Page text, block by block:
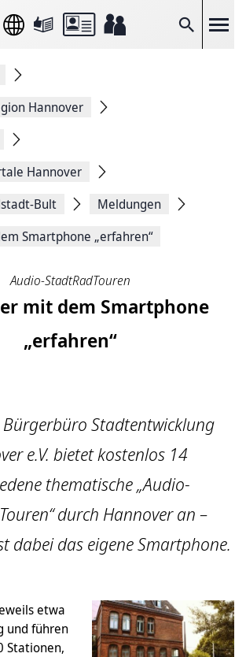
Suche
Hannover
Hannover
Bult
Meldungen
Smartphone „erfahren“
Audio-StadtRadTouren
mit dem Smartphone
„erfahren“
Bürgerbüro Stadtentwicklung
e.V. bietet kostenlos 14
thematische „Audio-
durch Hannover an –
dabei das eigene Smartphone.
etwa
und führen
Stationen,